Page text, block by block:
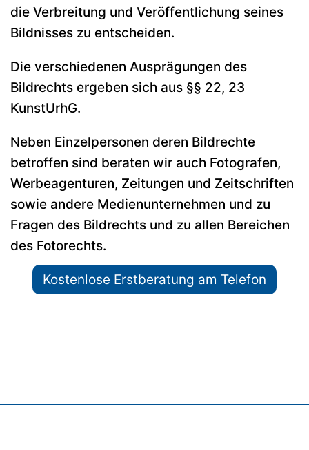
die Verbreitung und Veröffentlichung seines
Bildnisses zu entscheiden.
Die verschiedenen Ausprägungen des
Bildrechts ergeben sich aus §§ 22, 23
KunstUrhG.
Neben Einzelpersonen deren Bildrechte
betroffen sind beraten wir auch Fotografen,
Werbeagenturen, Zeitungen und Zeitschriften
sowie andere Medienunternehmen und zu
Fragen des Bildrechts und zu allen Bereichen
des Fotorechts.
Kostenlose Erstberatung am Telefon